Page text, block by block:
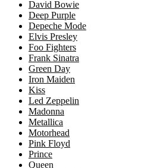
David Bowie
Deep Purple
Depeche Mode
Elvis Presley
Foo Fighters
Frank Sinatra
Green Day
Iron Maiden
Kiss
Led Zeppelin
Madonna
Metallica
Motorhead
Pink Floyd
Prince
Queen